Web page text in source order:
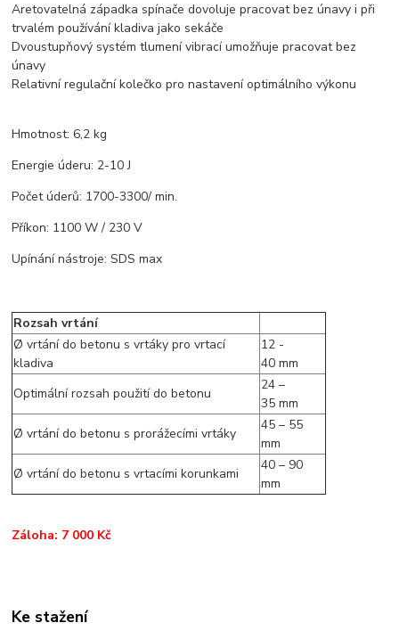
Aretovatelná západka spínače dovoluje pracovat bez únavy i při
trvalém používání kladiva jako sekáče
Dvoustupňový systém tlumení vibrací umožňuje pracovat bez
únavy
Relativní regulační kolečko pro nastavení optimálního výkonu
Hmotnost: 6,2 kg
Energie úderu: 2-10 J
Počet úderů: 1700-3300/ min.
Příkon: 1100 W / 230 V
Upínání nástroje: SDS max
Rozsah vrtání
Ø vrtání do betonu s vrtáky pro vrtací
kladiva
12 -
40 mm
Optimální rozsah použití do betonu
24 –
35 mm
Ø vrtání do betonu s prorážecími vrtáky
45 – 55
mm
Ø vrtání do betonu s vrtacími korunkami
40 – 90
mm
Záloha: 7 000 Kč
Ke stažení